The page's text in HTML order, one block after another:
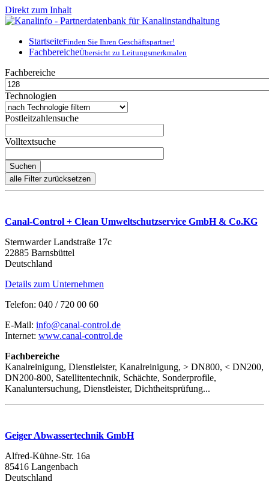
Direkt zum Inhalt
StartseiteFinden Sie Ihren Geschäftspartner!
FachbereicheÜbersicht zu Leitungsmerkmalen
Fachbereiche
Technologien
Postleitzahlensuche
Volltextsuche
Canal-Control + Clean Umweltschutzservice GmbH & Co.KG
Sternwarder Landstraße 17c
22885 Barnsbüttel
Deutschland
Details zum Unternehmen
Telefon: 040 / 720 00 60
E-Mail: info@canal-control.de
Internet: www.canal-control.de
Fachbereiche
Kanalreinigung, Dienstleister, Kanalreinigung, > DN800, < DN200,
DN200-800, Satellitentechnik, Schächte, Sonderprofile,
Kanaluntersuchung, Dienstleister, Dichtheitsprüfung...
Geiger Abwassertechnik GmbH
Alfred-Kühne-Str. 16a
85416 Langenbach
Deutschland